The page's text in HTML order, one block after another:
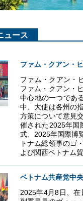
ュース
ファム・クアン・
ファム・クアン・
ファム・クアン・
中心地の一つであ
中、大使は各州の
方策について意見
催された2025年国
式、2025年国際博
トナム総領事のゴ
よび関西ベトナム
ベトナム共産党中
2025年4月8日、